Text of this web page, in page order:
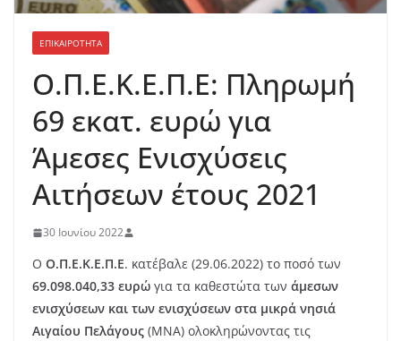
ΕΠΙΚΑΙΡΟΤΗΤΑ
Ο.Π.Ε.Κ.Ε.Π.Ε: Πληρωμή
69 εκατ. ευρώ για
Άμεσες Ενισχύσεις
Αιτήσεων έτους 2021
30 Ιουνίου 2022
Ο Ο.Π.Ε.Κ.Ε.Π.Ε. κατέβαλε (29.06.2022) το ποσό των
69.098.040,33 ευρώ για τα καθεστώτα των άμεσων
ενισχύσεων και των ενισχύσεων στα μικρά νησιά
Αιγαίου Πελάγους (ΜΝΑ) ολοκληρώνοντας τις